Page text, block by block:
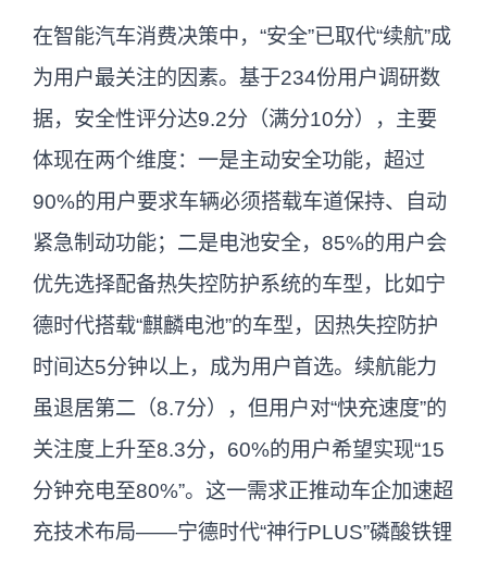
在智能汽车消费决策中，“安全”已取代“续航”成
为用户最关注的因素。基于234份用户调研数
据，安全性评分达9.2分（满分10分），主要
体现在两个维度：一是主动安全功能，超过
90%的用户要求车辆必须搭载车道保持、自动
紧急制动功能；二是电池安全，85%的用户会
优先选择配备热失控防护系统的车型，比如宁
德时代搭载“麒麟电池”的车型，因热失控防护
时间达5分钟以上，成为用户首选。续航能力
虽退居第二（8.7分），但用户对“快充速度”的
关注度上升至8.3分，60%的用户希望实现“15
分钟充电至80%”。这一需求正推动车企加速超
充技术布局——宁德时代“神行PLUS”磷酸铁锂